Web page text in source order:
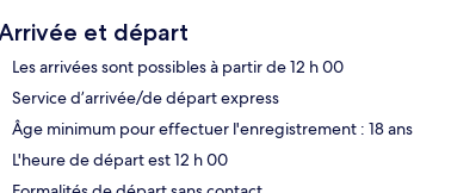
et départ
Les arrivées sont possibles à partir de 12 h 00
Service d’arrivée/de départ express
Âge minimum pour effectuer l'enregistrement : 18 ans
L'heure de départ est 12 h 00